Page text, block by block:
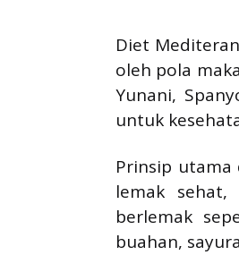
Diet
oleh pola
Yunani,
untuk
Prinsip utama
lemak sehat,
berlemak
buahan,